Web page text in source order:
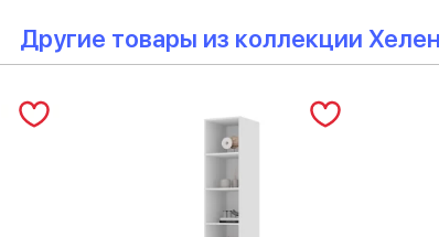
Другие товары из коллекции Хелен